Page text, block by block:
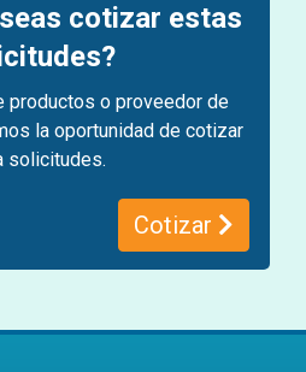
cotizar estas
productos o proveedor de
la oportunidad de cotizar
solicitudes.
Cotizar